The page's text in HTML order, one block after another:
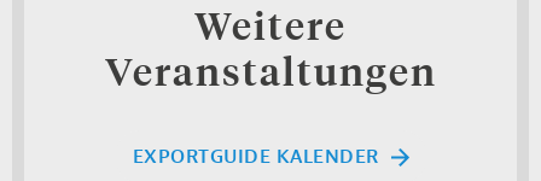
Weitere
Veranstaltungen
EXPORTGUIDE KALENDER